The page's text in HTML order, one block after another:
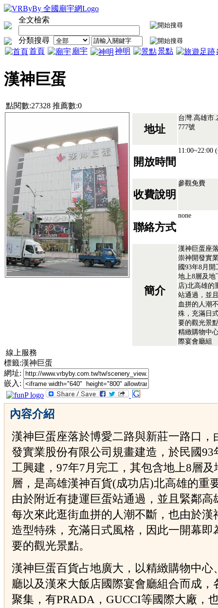
全文檢索
分類搜尋
首頁
廟宇 神明 景點
漢神巨蛋
點閱數:27328 推薦數:0
地址
台灣.高雄市
777號
開放時間
11:00~22:00
收費說明
參觀免費
聯絡方式
none
簡介
漢神巨蛋座
崇神開發實
國93年8月
地上8層及地
店)北高雄的
站通過，並
血拼的人潮
殊，充滿日
要的觀光景
精緻購物中
際宴會廳組
線上服務
標籤:漢神巨蛋
網址:
嵌入:
內容介紹
漢神巨蛋座落於博愛二路與新莊一路口，
發實業股份有限公司規畫建造，於民國93
工興建，97年7月完工，其包含地上8層及
層，是高雄漢神百貨(成功店)北高雄的重
由於附近有捷運巨蛋站通過，並且緊鄰高
每次來此逛街血拼的人潮不斷，也由於漢
造型特殊，充滿日式風格，因此一開幕即
要的觀光景點。
漢神巨蛋百貨占地廣大，以精緻購物中心
廳以及漢來大飯店國際宴會廳組合而成，
聚集，有PRADA，GUCCI等國際大廠，